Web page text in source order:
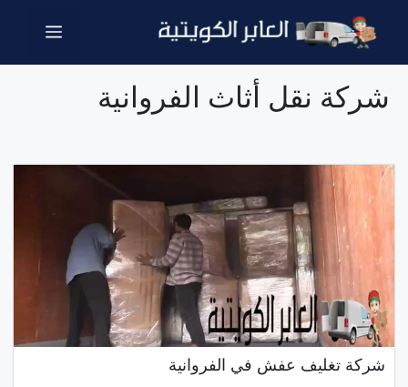
المحتوى
القائمة
شركة نقل أثاث الفروانية
شركة تغليف عفش في الفروانية